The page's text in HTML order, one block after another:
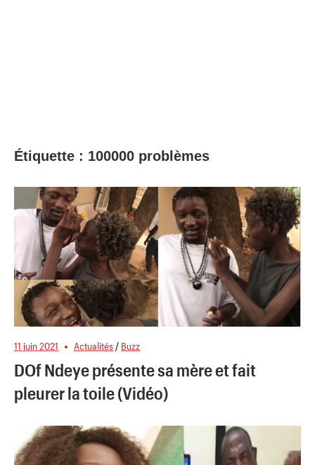
Étiquette : 100000 problèmes
11 juin 2021 Actualités / Buzz
DOf Ndeye présente sa mère et fait
pleurer la toile (Vidéo)